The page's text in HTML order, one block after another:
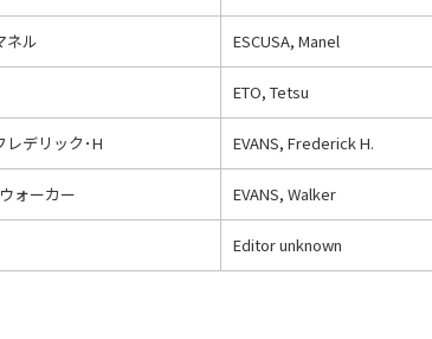
ネル ESCUSA, Manel
ETO, Tetsu
レデリック･H EVANS, Frederick H.
ォーカー EVANS, Walker
Editor unknown